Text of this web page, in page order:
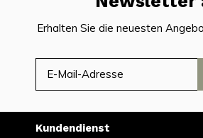
Erhalten Sie die neuesten
Kundendienst